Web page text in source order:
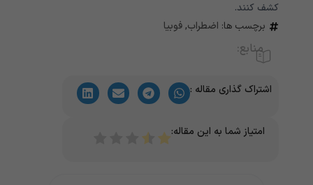
کشف کنند.
برچسب ها: اضطراب,فوبیا
منابع:
اشتراک گذاری مقاله :
امتیاز شما به این مقاله: